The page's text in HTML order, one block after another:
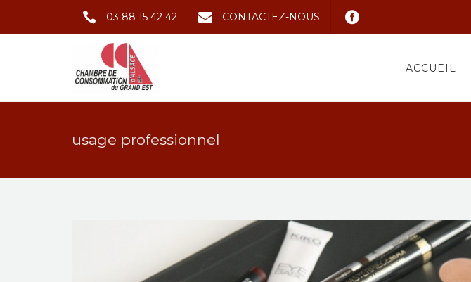
03 88 15 42 42 CONTACTEZ-NOUS
ACCUEIL
usage professionnel